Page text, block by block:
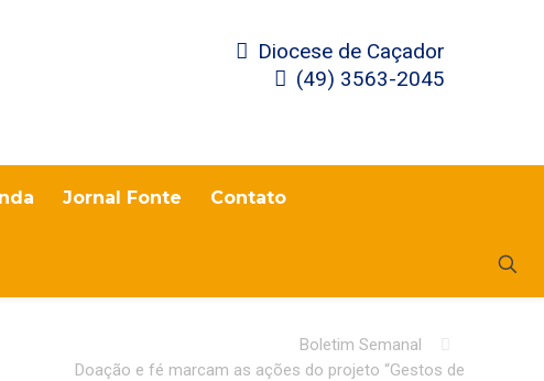
Jornal Fonte Contato
Diocese de Caçador
(49) 3563-2045
Boletim Semanal
Doação e fé marcam as ações do projeto “Gestos de